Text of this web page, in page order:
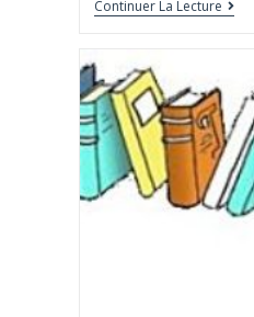
Continuer La Lecture